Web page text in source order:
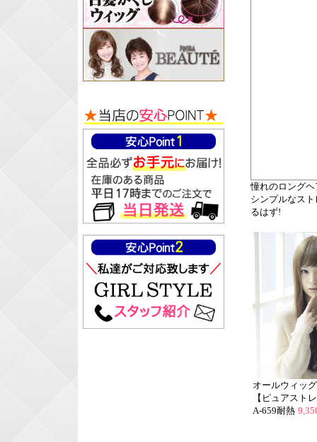
憧れのロング
シンプルなス
るはず!
オールウィッグ
【ピュアスト
A-659耐熱